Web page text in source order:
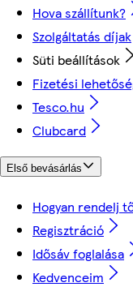
Hova szállítunk?
Szolgáltatás díjak
Süti beállítások
Fizetési
Tesco.hu
Clubcard
Első bevásárlás
Hogyan rendelj
Regisztráció
Idősáv foglalása
Kedvenceim